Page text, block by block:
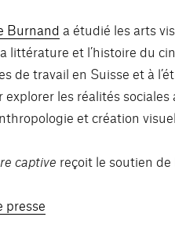
Burnand a étudié les arts
littérature et l’histoire du
de travail en Suisse et à
les réalités
et création
captive reçoit le soutien
presse